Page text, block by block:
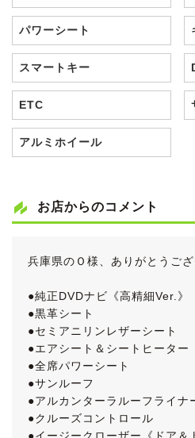
パワーシート
スマートキー
ETC
アルミホイール
お店からのコメント
兵庫県のＯ様、ありがとうござ
●純正DVDナビ《高精細Ver.》
●黒革シート
●セミアニリンレザーシート
●エアシート＆シートヒーター
●全席パワーシート
●サンルーフ
●アルカンターラルーフライナ
●クルーズコントロール